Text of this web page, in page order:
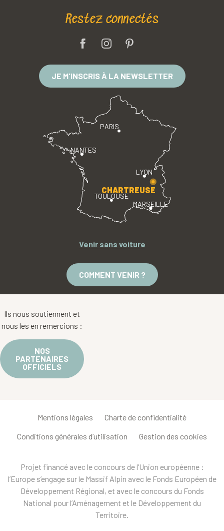
Restez connectés
JE M'INSCRIS À LA NEWSLETTER
PARIS
LYON
TOULOUSE
MARSEILLE
NANTES
CHARTREUSE
Venir sans voiture
COMMENT VENIR ?
Ils nous soutiennent et
nous les en remercions :
NOS
PARTENAIRES
OFFICIELS
Mentions légales Charte de confidentialité
Conditions générales d’utilisation Gestion des cookies
Projet financé avec le concours de l’Union européenne :
l’Europe s’engage sur le Massif Alpin avec le Fonds Européen de
Développement Régional, et avec le concours du Fonds
National pour l’Aménagement et le Développement du
Territoire.